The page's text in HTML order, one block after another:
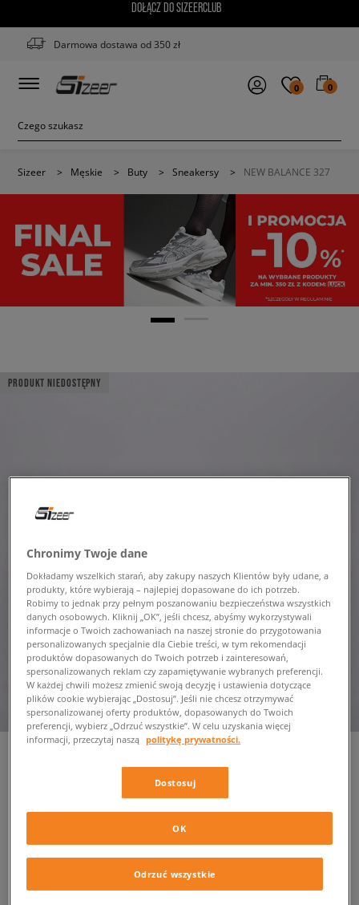
DOŁĄCZ DO SIZEERCLUB
Darmowa dostawa od 350 zł
0 0
Sizeer > Męskie > Buty > Sneakersy > NEW BALANCE 327
PRODUKT NIEDOSTĘPNY
męskie, sneakersy
159,99 zł
Chronimy Twoje dane
Dokładamy wszelkich starań, aby zakupy naszych Klientów były udane, a
produkty, które wybierają – najlepiej dopasowane do ich potrzeb.
Robimy to jednak przy pełnym poszanowaniu bezpieczeństwa wszystkich
danych osobowych. Kliknij „OK”, jeśli chcesz, abyśmy wykorzystywali
informacje o Twoich zachowaniach na naszej stronie do przygotowania
personalizowanych specjalnie dla Ciebie treści, w tym rekomendacji
produktów dopasowanych do Twoich potrzeb i zainteresowań,
spersonalizowanych reklam czy zapamiętywanie wybranych preferencji.
W każdej chwili możesz zmienić swoją decyzję i ustawienia dotyczące
plików cookie wybierając „Dostosuj”. Jeśli nie chcesz otrzymywać
spersonalizowanej oferty produktów, dopasowanych do Twoich
preferencji, wybierz „Odrzuć wszystkie”. W celu uzyskania więcej
informacji, przeczytaj naszą politykę prywatności.
Dostosuj
Odrzuć wszystkie
OK